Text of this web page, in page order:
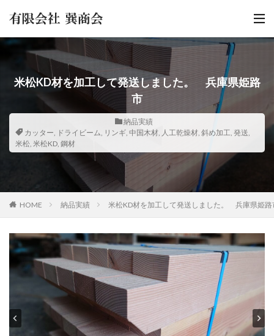
米松KD材を加工して発送しました。 兵庫県姫路
市
納品実績
カッター, ドライビーム, リンギ, 中国木材, 人工乾燥材, 斜め加工, 発送,
米松, 米松KD, 鋼材
HOME 納品実績 米松KD材を加工して発送しました。 兵庫県姫路